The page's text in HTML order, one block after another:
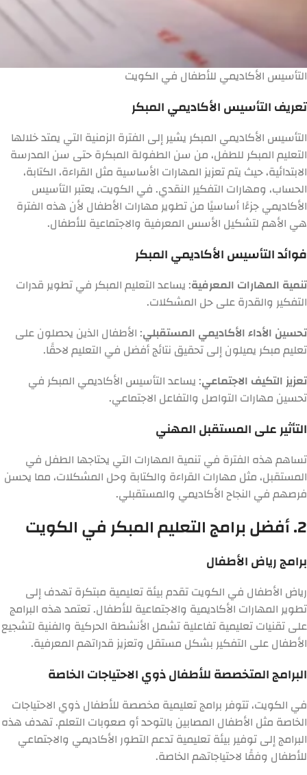
التأسيس الأكاديمي للأطفال في الكويت
تعريف التأسيس الأكاديمي المبكر
التأسيس الأكاديمي المبكر يشير إلى الفترة الزمنية التي يمتد خلالها
التعليم المبكر للطفل، من سن الطفولة المبكرة حتى سن المدرسة
الابتدائية، حيث يتم تعزيز المهارات الأساسية مثل القراءة، الكتابة،
الحساب، ومهارات التفكير النقدي. في الكويت، يعتبر التأسيس
الأكاديمي جزءًا أساسيًا من تطوير مهارات الأطفال لأن هذه الفترة
هي الأهم لتشكيل الأسس المعرفية والاجتماعية للأطفال.
فوائد التأسيس الأكاديمي المبكر
تنمية المهارات المعرفية: يساعد التعليم المبكر في تطوير قدرات
التفكير والقدرة على حل المشكلات.
تحسين الأداء الأكاديمي المستقبلي: الأطفال الذين يحصلون على
تعليم مبكر يميلون إلى تحقيق نتائج أفضل في التعليم لاحقًا.
تعزيز التكيف الاجتماعي: يساعد التأسيس الأكاديمي المبكر في
تحسين مهارات التواصل والتفاعل الاجتماعي.
التأثير على المستقبل المهني
تساهم هذه الفترة في تنمية المهارات التي يحتاجها الطفل في
المستقبل، مثل مهارات القراءة والكتابة وحل المشكلات، مما يحسن
فرصهم في النجاح الأكاديمي والمستقبلي.
2. أفضل برامج التعليم المبكر في الكويت
برامج رياض الأطفال
رياض الأطفال في الكويت تقدم بيئة تعليمية مبتكرة تهدف إلى
تطوير المهارات الأكاديمية والاجتماعية للأطفال. تعتمد هذه البرامج
على تقنيات تعليمية تفاعلية تشمل الأنشطة الحركية والفنية لتشجيع
الأطفال على التفكير بشكل مستقل وتعزيز قدراتهم المعرفية.
البرامج المتخصصة للأطفال ذوي الاحتياجات الخاصة
في الكويت، تتوفر برامج تعليمية مخصصة للأطفال ذوي الاحتياجات
الخاصة مثل الأطفال المصابين بالتوحد أو صعوبات التعلم. تهدف هذه
البرامج إلى توفير بيئة تعليمية تدعم التطور الأكاديمي والاجتماعي
للأطفال وفقًا لاحتياجاتهم الخاصة.